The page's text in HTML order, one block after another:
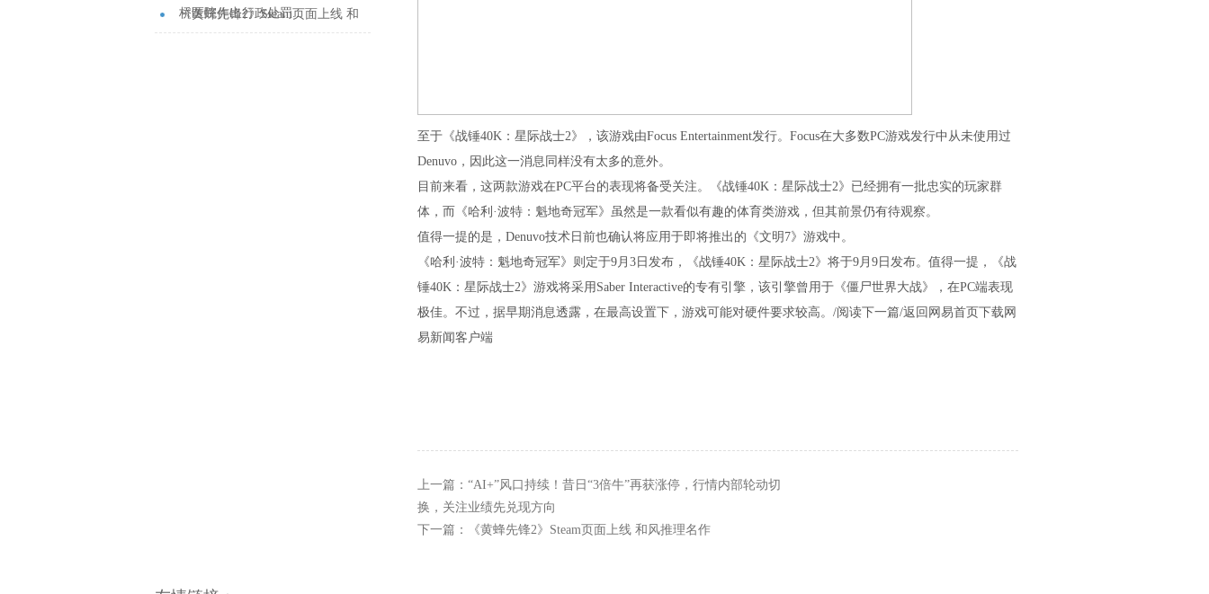
桥医院作出行政处罚...
《黄蜂先锋2》Steam页面上线 和
至于《战锤40K：星际战士2》，该游戏由Focus Entertainment发行。Focus在大多数PC游戏发行中从未使用过
Denuvo，因此这一消息同样没有太多的意外。
目前来看，这两款游戏在PC平台的表现将备受关注。《战锤40K：星际战士2》已经拥有一批忠实的玩家群
体，而《哈利·波特：魁地奇冠军》虽然是一款看似有趣的体育类游戏，但其前景仍有待观察。
值得一提的是，Denuvo技术日前也确认将应用于即将推出的《文明7》游戏中。
《哈利·波特：魁地奇冠军》则定于9月3日发布，《战锤40K：星际战士2》将于9月9日发布。值得一提，《战
锤40K：星际战士2》游戏将采用Saber Interactive的专有引擎，该引擎曾用于《僵尸世界大战》，在PC端表现
极佳。不过，据早期消息透露，在最高设置下，游戏可能对硬件要求较高。/阅读下一篇/返回网易首页下载网
易新闻客户端
上一篇： “AI+”风口持续！昔日“3倍牛”再获涨停，行情内部轮动切
换，关注业绩先兑现方向
下一篇：
《黄蜂先锋2》Steam页面上线 和风推理名作